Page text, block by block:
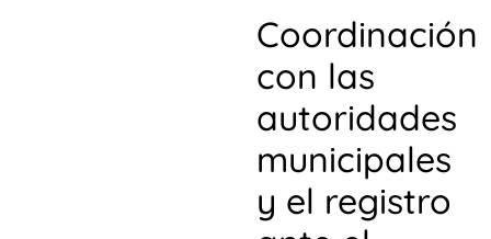
Coordinación
con las
autoridades
municipales
y el registro